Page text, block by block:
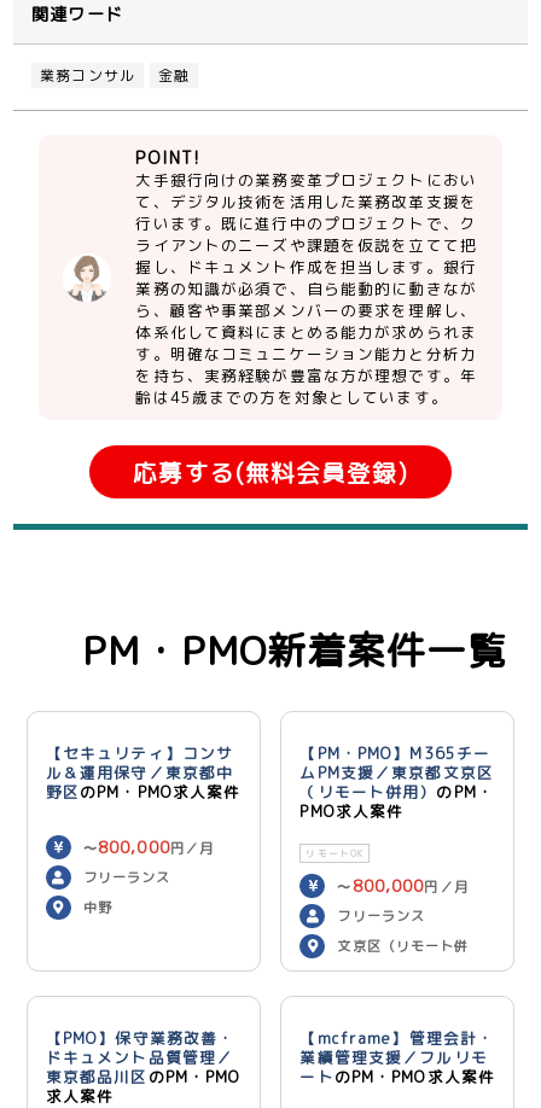
関連ワード
業務コンサル 金融
POINT!
大手銀行向けの業務変革プロジェクトにおい
て、デジタル技術を活用した業務改革支援を
行います。既に進行中のプロジェクトで、ク
ライアントのニーズや課題を仮説を立てて把
握し、ドキュメント作成を担当します。銀行
業務の知識が必須で、自ら能動的に動きなが
ら、顧客や事業部メンバーの要求を理解し、
体系化して資料にまとめる能力が求められま
す。明確なコミュニケーション能力と分析力
を持ち、実務経験が豊富な方が理想です。年
齢は45歳までの方を対象としています。
応募する(無料会員登録)
PM・PMO新着案件一覧
【セキュリティ】コンサ
ル＆運用保守／東京都中
野区のPM・PMO求人案件
〜800,000円／月
フリーランス
中野
【PM・PMO】M365チー
ムPM支援／東京都文京区
（リモート併用） のPM・
PMO求人案件
リモートOK
〜 800,000円／月
フリーランス
文京区（リモート併
用）
【PMO】保守業務改善・
ドキュメント品質管理／
東京都品川区 のPM・PMO
求人案件
【mcframe】管理会計・
業績管理支援／フルリモ
ートのPM・PMO求人案件